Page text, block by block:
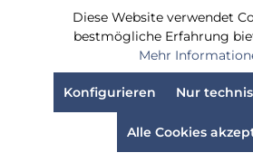
Versandfertig in 30 Tagen,
Diese Website verwendet
bestmögliche Erfahrung
Mehr
Nur
Konfigurieren
Alle Cookies